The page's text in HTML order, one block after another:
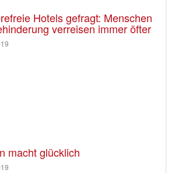
Hotels gefragt: Menschen
verreisen immer öfter
macht glücklich